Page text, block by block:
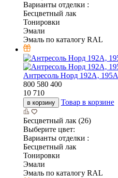
Варианты отделки :
Бесцветный лак
Тонировки
Эмали
Эмаль по каталогу RAL
Антресоль Норд 192А, 195А
800 580 400
10 710
в корзину Товар в корзине
Бесцветный лак (26)
Выберите цвет:
Варианты отделки :
Бесцветный лак
Тонировки
Эмали
Эмаль по каталогу RAL